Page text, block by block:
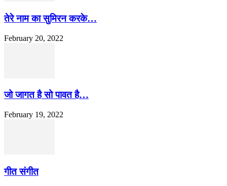
तेरे नाम का सुमिरन करके…
February 20, 2022
जो जागत है सो पावत है…
February 19, 2022
गीत संगीत